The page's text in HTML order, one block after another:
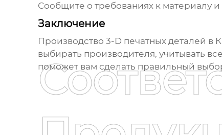
Сообщите о требованиях к материалу
Заключение
Производство 3-D печатных деталей в
выбирать производителя, учитывать
поможет вам сделать правильный